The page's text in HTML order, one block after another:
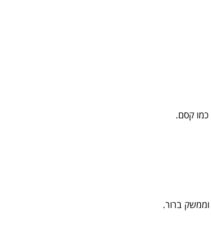
כמו קסם.
וממשק ברור.